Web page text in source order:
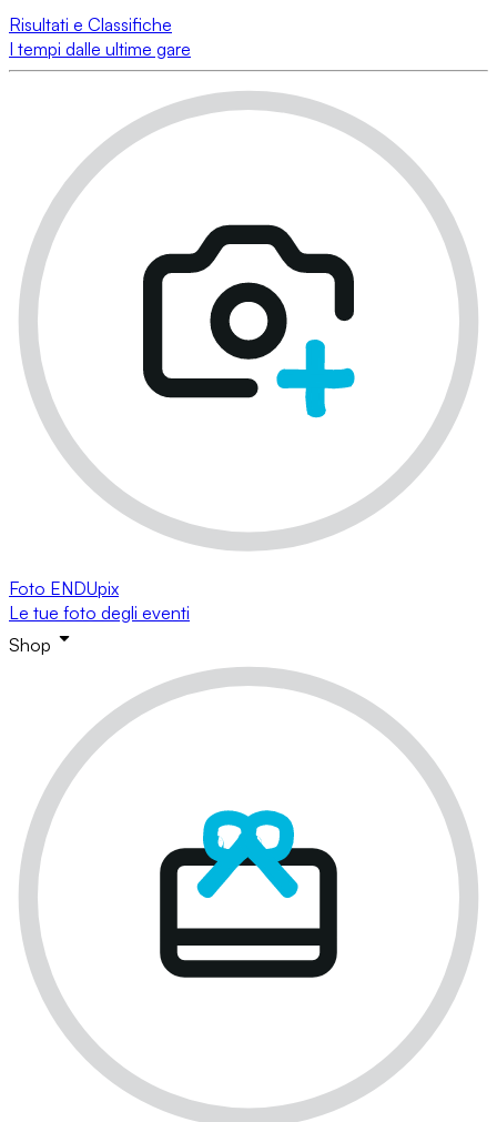
Risultati e Classifiche
I tempi dalle ultime gare
Foto ENDUpix
Le tue foto degli eventi
Shop